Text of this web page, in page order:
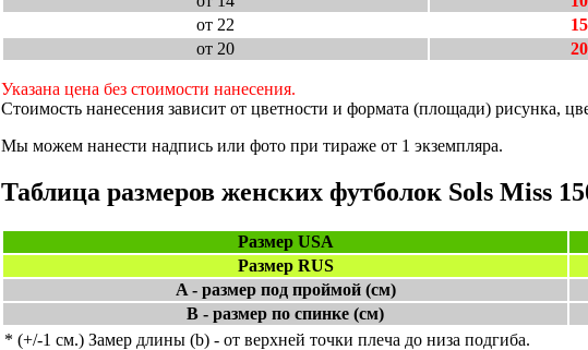
от 22
от 20
Указана цена без стоимости нанесения.
Стоимость нанесения зависит от цветности и формата (площади) рисунка,
Мы можем нанести надпись или фото при тираже от 1 экземпляра.
Таблица размеров женских футболок Sols Miss
Размер USA
Размер RUS
A - размер под проймой (см)
B - размер по спинке (см)
* (+/-1 см.) Замер длины (b) - от верхней точки плеча до низа подгиба.